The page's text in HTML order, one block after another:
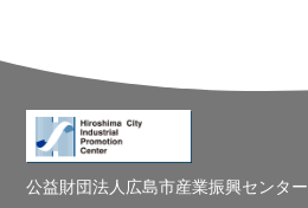
公益財団法人広島市産業振興センター